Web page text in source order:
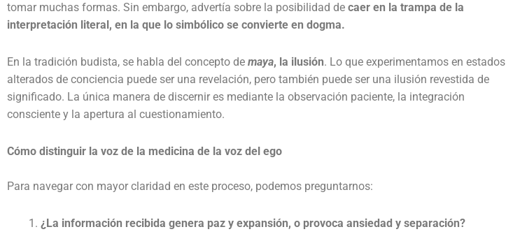
tomar muchas formas. Sin embargo, advertía sobre la posibilidad de caer en la trampa de la
interpretación literal, en la que lo simbólico se convierte en dogma.
En la tradición budista, se habla del concepto de maya, la ilusión. Lo que experimentamos en estados
alterados de conciencia puede ser una revelación, pero también puede ser una ilusión revestida de
significado. La única manera de discernir es mediante la observación paciente, la integración
consciente y la apertura al cuestionamiento.
Cómo distinguir la voz de la medicina de la voz del ego
Para navegar con mayor claridad en este proceso, podemos preguntarnos:
¿La información recibida genera paz y expansión, o provoca ansiedad y separación?